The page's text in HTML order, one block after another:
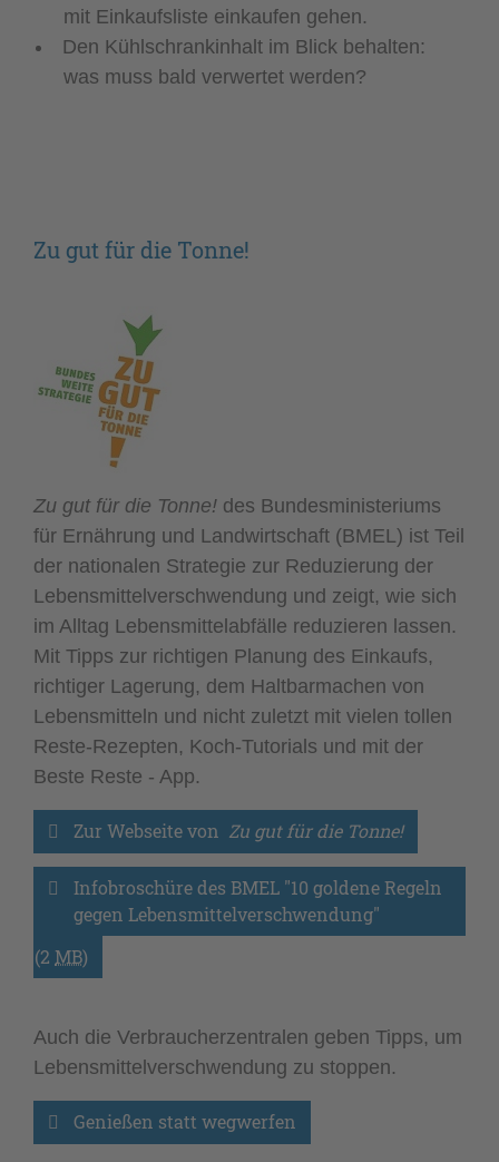
mit Einkaufsliste einkaufen gehen.
Den Kühlschrankinhalt im Blick behalten:
was muss bald verwertet werden?
Zu gut für die Tonne!
Zu gut für die Tonne! des Bundesministeriums
für Ernährung und Landwirtschaft (BMEL) ist Teil
der nationalen Strategie zur Reduzierung der
Lebensmittelverschwendung und zeigt, wie sich
im Alltag Lebensmittelabfälle reduzieren lassen.
Mit Tipps zur richtigen Planung des Einkaufs,
richtiger Lagerung, dem Haltbarmachen von
Lebensmitteln und nicht zuletzt mit vielen tollen
Reste-Rezepten, Koch-Tutorials und mit der
Beste Reste - App.
Zur Webseite von Zu gut für die Tonne!
Infobroschüre des BMEL "10 goldene Regeln
gegen Lebensmittelverschwendung"
(2 MB)
Auch die Verbraucherzentralen geben Tipps, um
Lebensmittelverschwendung zu stoppen.
Genießen statt wegwerfen